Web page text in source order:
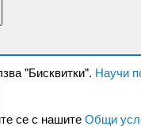
"Бисквитки". Научи
се с нашитеОбщи
2026 Ксениум ООД. Всички